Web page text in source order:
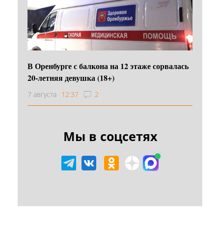
В Оренбурге с балкона на 12 этаже сорвалась
20-летняя девушка (18+)
7 августа 12:37 2
Мы в соцсетях